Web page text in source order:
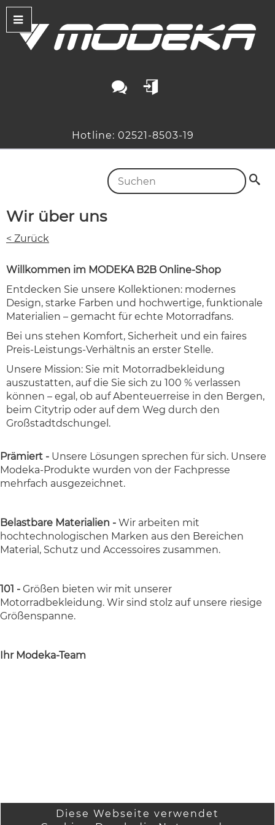
Diese Webseite verwendet
Hotline: 02521-8503-19
Wir über uns
< Zurück
Willkommen im MODEKA B2B Online-Shop
Entdecken Sie unsere Kollektionen: modernes
Design, starke Farben und hochwertige, funktionale
Materialien – gemacht für echte Motorradfans.
Bei uns stehen Komfort, Sicherheit und ein faires
Preis-Leistungs-Verhältnis an erster Stelle.
Unsere Mission: Sie mit Motorradbekleidung
auszustatten, auf die Sie sich zu 100 % verlassen
können – egal, ob auf Abenteuerreise in den Bergen,
beim Citytrip oder auf dem Weg durch den
Großstadtdschungel.
Prämiert - Unsere Lösungen sprechen für sich. Unsere
Modeka-Produkte wurden von der Fachpresse
mehrfach ausgezeichnet.
Belastbare Materialien - Wir arbeiten mit
hochtechnologischen Marken aus den Bereichen
Material, Schutz und Accessoires zusammen.
101 - Größen bieten wir mit unserer
Motorradbekleidung. Wir sind stolz auf unsere riesige
Größenspanne.
Ihr Modeka-Team